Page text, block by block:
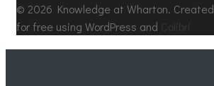
© 2026 Knowledge at Wharton. Created
for free using WordPress and Colibri